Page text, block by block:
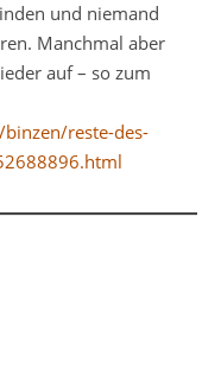
und niemand
Manchmal aber
auf – so zum
reste-des-